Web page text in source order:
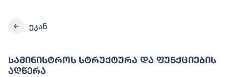
უკან
Სამინისტროს Სტრუქტურა Და Ფუნქციების
Აღწერა